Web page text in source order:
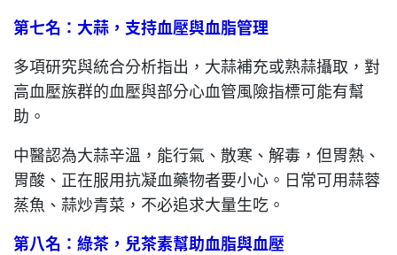
第七名：大蒜，支持血壓與血脂管理
多項研究與統合分析指出，大蒜補充或熟蒜攝取，對
高血壓族群的血壓與部分心血管風險指標可能有幫
助。
中醫認為大蒜辛溫，能行氣、散寒、解毒，但胃熱、
胃酸、正在服用抗凝血藥物者要小心。日常可用蒜蓉
蒸魚、蒜炒青菜，不必追求大量生吃。
第八名：綠茶，兒茶素幫助血脂與血壓